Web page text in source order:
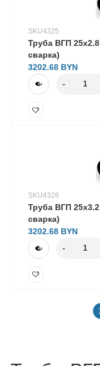
SKU4325
Труба ВГП
сварка)
3202.68
SKU4326
Труба ВГП
сварка)
3202.68